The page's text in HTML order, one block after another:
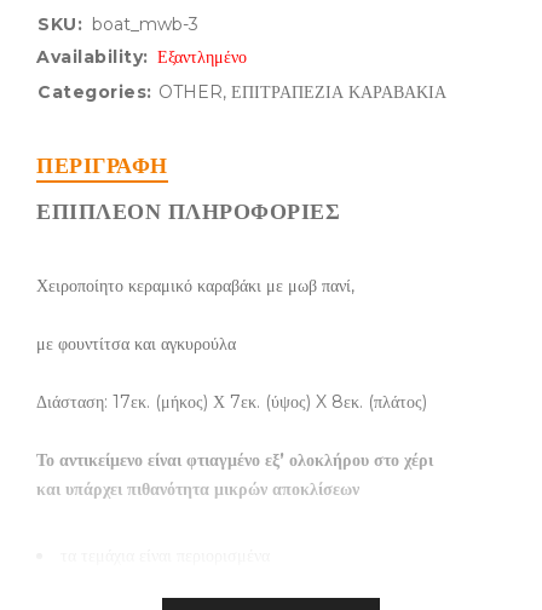
SKU: boat_mwb-3
Availability: Εξαντλημένο
Categories: OTHER, ΕΠΙΤΡΑΠΕΖΙΑ ΚΑΡΑΒΑΚΙΑ
ΠΕΡΙΓΡΑΦΉ
ΕΠΙΠΛΈΟΝ ΠΛΗΡΟΦΟΡΊΕΣ
Χειροποίητο κεραμικό καραβάκι με μωβ πανί,
με φουντίτσα και αγκυρούλα
Διάσταση: 17εκ. (μήκος) Χ 7εκ. (ύψος) X 8εκ. (πλάτος)
Το αντικείμενο είναι φτιαγμένο εξ’ ολοκλήρου στο χέρι
και υπάρχει πιθανότητα μικρών αποκλίσεων